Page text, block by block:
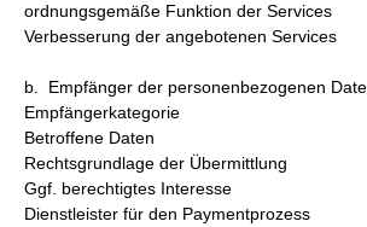
ordnungsgemäße Funktion der Services
Verbesserung der angebotenen Services
b. Empfänger der personenbezogenen
Empfängerkategorie
Betroffene Daten
Rechtsgrundlage der Übermittlung
Ggf. berechtigtes Interesse
Dienstleister für den Paymentprozess